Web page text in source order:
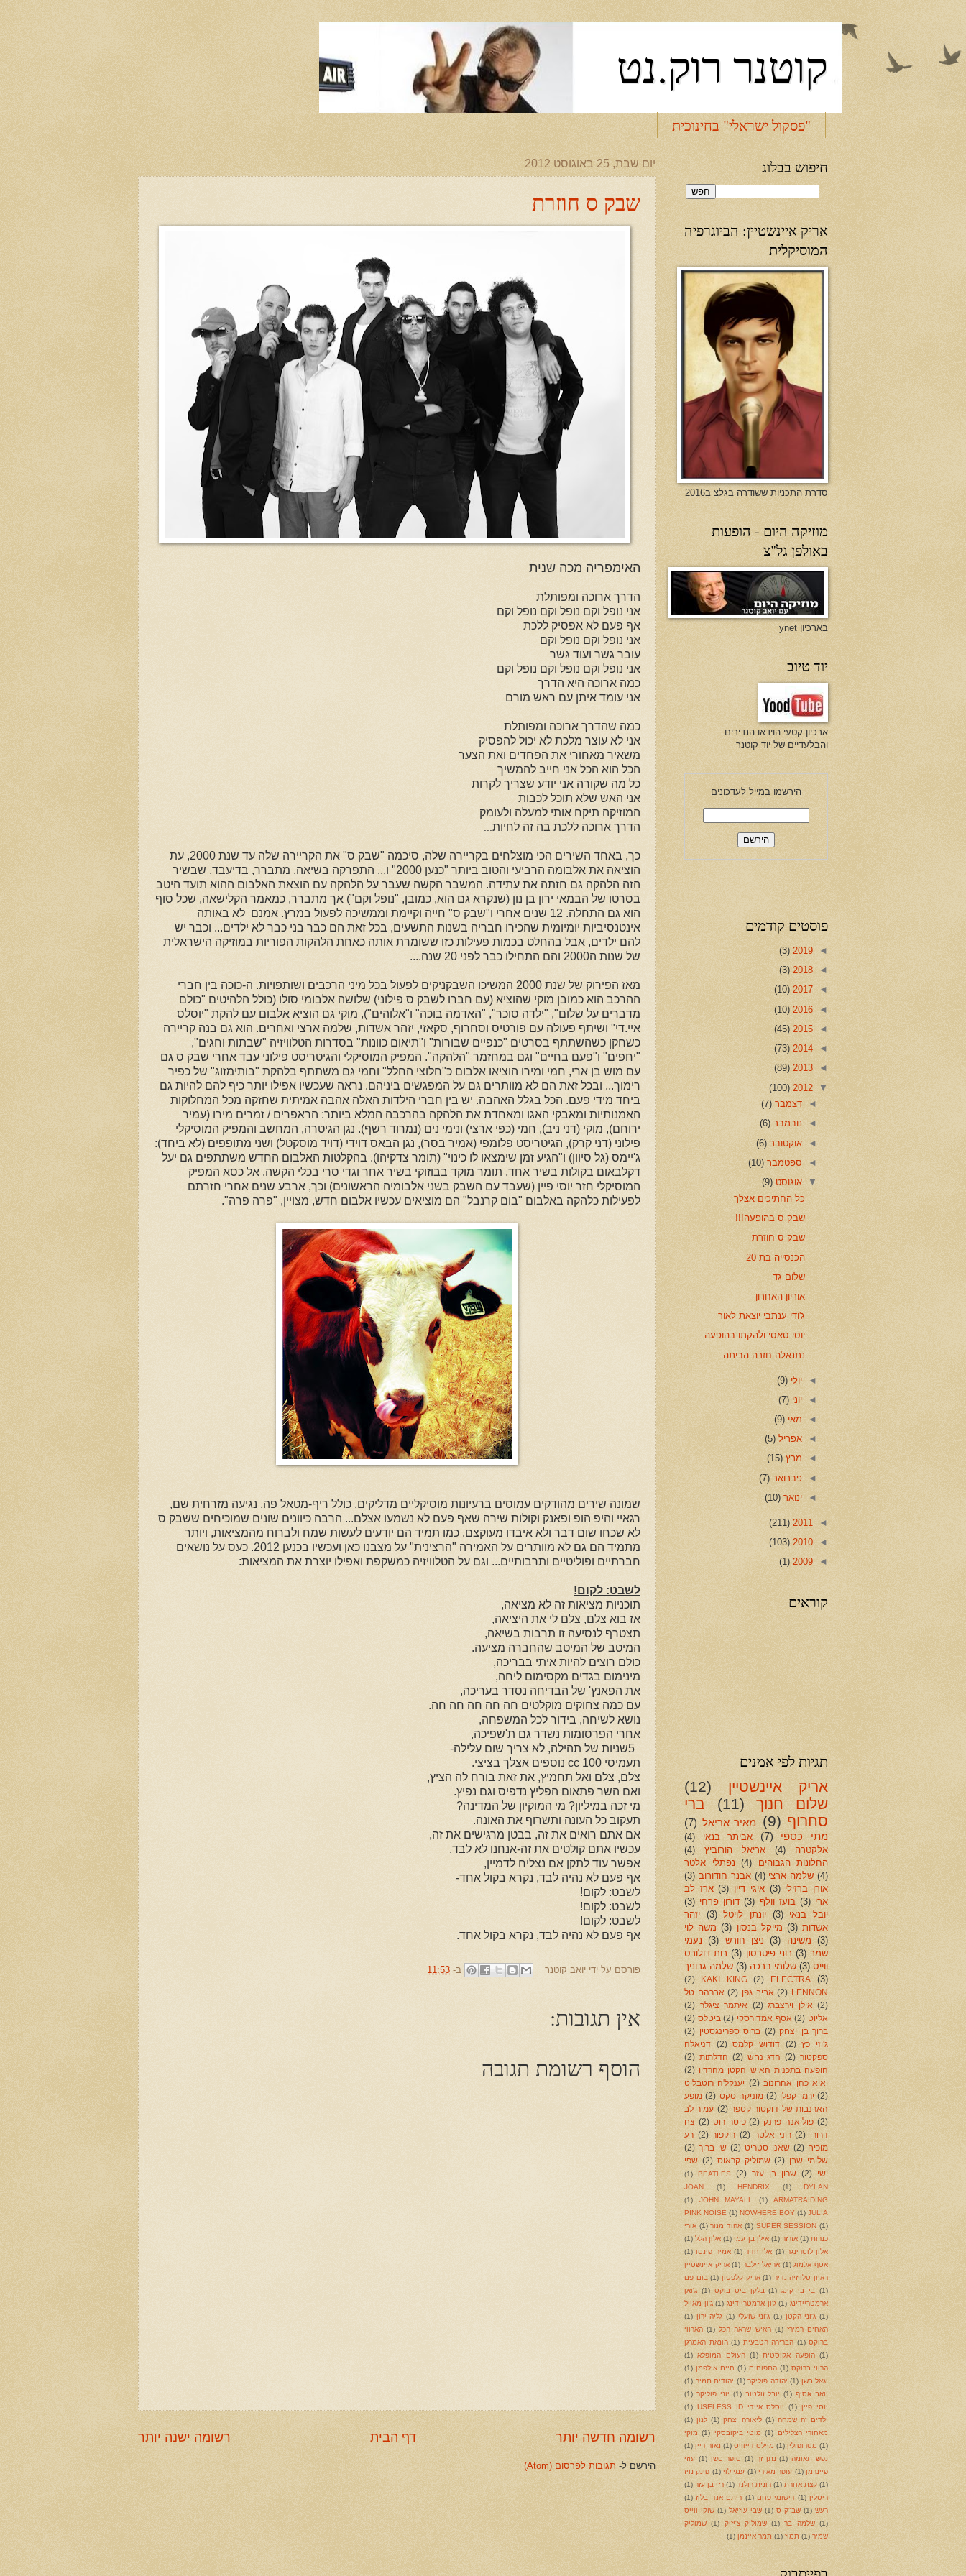
קוטנר רוק.נט
"פסקול ישראלי" בחינוכית
יום שבת, 25 באוגוסט 2012
שבק ס חוזרת
האימפריה מכה שנית
הדרך ארוכה ומפותלת
אני נופל וקם נופל וקם נופל וקם
אף פעם לא אפסיק ללכת
אני נופל וקם נופל וקם
עובר גשר ועוד גשר
אני נופל וקם נופל וקם נופל וקם
כמה ארוכה היא הדרך
אני עומד איתן עם ראש מורם
כמה שהדרך ארוכה ומפותלת
אני לא עוצר מלכת לא יכול להפסיק
משאיר מאחורי את הפחדים ואת הצער
הכל הוא הכל אני חייב להמשיך
כל מה שקורה אני יודע שצריך לקרות
אני האש שלא תוכל לכבות
המוזיקה תיקח אותי למעלה ולעומק
הדרך ארוכה ללכת בה זה לחיות
כך, באחד השירים הכי מוצלחים בקריירה שלה, סיכמה "שבק ס" את הקריירה שלה עד שנת 2000, עת
הוציאה את אלבומה הרביעי והטוב ביותר "כנען 2000" ו... התפרקה בשיאה. מתברר, בדיעבד, שבשיר
הזה הלהקה גם חזתה את עתידה. המשבר הקשה שעבר על הלהקה עם הוצאת האלבום ההוא תועד היטב
בסרטו של הבמאי ירון בן נון (שנקרא גם הוא, כמובן, "נופל וקם") אך מתברר, כמאמר הקלישאה, שכל סוף
הוא גם התחלה. 12 שנים אחרי ו"שבק ס" חייה וקיימת וממשיכה לפעול במרץ. אמנם לא באותה
אינטנסיביות יומיומית שהכירו חבריה בשנות התשעים, בכל זאת הם כבר בני כבר לא ילדים... וכבר יש
להם ילדים, אבל בהחלט בכמות פעילות כזו ששומרת אותה כאחת הלהקות הפוריות במוזיקה הישראלית
של שנות ה2000 והם התחילו כבר לפני 20 שנה....
מאז הפירוק של שנת 2000 המשיכו השבקניקים לפעול בכל מיני הרכבים ושותפויות. ה-כוכה בין חברי
ההרכב הוא כמובן מוקי שהוציא (עם חברו לשבק ס פילוני) שלושה אלבומי סולו (כולל הלהיטים "כולם
מדברים על שלום", "ילדה סוכר", "האדמה בוכה" ו"אלוהים"), מוקי גם הוציא אלבום עם להקת "יוסלס
איי.די" ושיתף פעולה עם פורטיס וסחרוף, סקאזי, יזהר אשדות, שלמה ארצי ואחרים. הוא גם בנה קריירה
כשחקן כשהשתתף בסרטים "כנפיים שבורות" ו"תיאום כוונות" בסדרות הטלוויזיה "שבתות וחגים",
"יחפים" ו"פעם בחיים" וגם במחזמר "הלהקה". המפיק המוסיקלי והגיטריסט פילוני עבד אחרי שבק ס גם
עם מוש בן ארי, חמי ומירו הוציאו אלבום כ"חלוצי החלל" וחמי גם משתתף בלהקת "בותימזוג" של כפיר
רימוך... ובכל זאת הם לא מוותרים גם על המפגשים ביניהם. נראה שעכשיו אפילו יותר כיף להם להיות גם
ביחד מידי פעם. הכל בגלל האהבה. יש בין חברי הילדות האלה אהבה אמיתית שחזקה מכל המחלוקות
האמנותיות ומאבקי האגו ומאחדת את הלהקה בהרכבה המלא ביותר: הראפרים / זמרים מירו (עמיר
ירוחם), מוקי (דני ניב), חמי (כפי ארצי) ונימי נים (נמרוד רשף). נגן הגיטרה, המחשב והמפיק המוסיקלי
פילוני (דני קרק), הגיטריסט פלומפי (אמיר בסר), נגן הבאס דוידי (דויד מוסקטל) ושני מתופפים (לא ביחד):
ג'יימס (גל סיוון) ו"הגיע זמן שימצאו לו כינוי" (תומר צדקיהו). בהקלטות האלבום החדש משתתפים גם יעל
דקלבאום בקולות בשיר אחד, תומר מוקד בבוזוקי בשיר אחר וגדי סרי בכלי הקשה. אל כסא המפיק
המוסיקלי חזר יוסי פיין (שעבד עם השבק בשני אלבומיה הראשונים) וכך, ארבע שנים אחרי חזרתם
לפעילות כלהקה באלבום "בום קרנבל" הם מוציאים עכשיו אלבום חדש, מצויין, "פרה פרה".
שמונה שירים מהודקים עמוסים ברעיונות מוסיקליים מדליקים, כולל ריף-מטאל פה, נגיעה מזרחית שם,
רגאיי והיפ הופ ופאנק וקולות שירה שאף פעם לא נשמעו אצלם... הרבה כיוונים שונים שמוכיחים ששבק ס
לא שכחו שום דבר ולא איבדו מעוקצם. כמו תמיד הם יודעים לעשות שמח ולברוח מהמציאות, ויותר
מתמיד הם גם לא מוותרים על האמירה "הרצינית" על מצבנו כאן ועכשיו בכנען 2012. כעס על נושאים
חברתיים ופוליטיים ותרבותיים... וגם על הטלוויזיה כמשקפת ואפילו יוצרת את המציאות:
לשבט: לקום!
תוכניות מציאות זה לא מציאה,
אז בוא צלם, צלם לי את היציאה,
תצטרף לנסיעה זו תרבות בשיאה,
המיטב של המיטב שהחברה מציעה.
כולם רוצים להיות איתי בבריכה,
מינימום בגדים מקסימום ליחה,
את הפאנץ' של הבדיחה נסדר בעריכה,
עם כמה צחוקים מוקלטים חה חה חה חה חה.
נושא לשיחה, בידור לכל המשפחה,
אחרי הפרסומות נשדר גם ת'שפיכה,
5שניות של תהילה, לא צריך שום עלילה-
תעמיסי 100
cc נוספים אצלך בציצי.
צלם, צלם ואל תחמיץ, את זאת בורח לה הציץ,
ואם השר פתאום הפליץ נדפיס וגם נפיץ.
מי זכה במיליון? מי המוקיון של המדינה?
תעקוב כל העונה ותשרוף את האונה.
אם אתם רואים את זה, בבטן מרגישים את זה,
עכשיו אתם קולטים את זה-אנחנו לא לבד.
אפשר עוד לתקן אם נצליח לדמיין,
אף פעם לא נהיה לבד, נקרא בקול אחד-
לשבט: לקום!
לשבט: לקום!
לשבט: לקום!
אף פעם לא נהיה לבד, נקרא בקול אחד.
פורסם על ידי יואב קוטנר ב- 11:53
אין תגובות:
הוסף רשומת תגובה
רשומה חדשה יותר רשומה ישנה יותר דף הבית
הירשם ל- תגובות לפרסום (Atom)
חיפוש בבלוג
אריק איינשטיין: הביוגרפיה
המוסיקלית
סדרת התכניות ששודרה בגלצ ב2016
מוזיקה היום - הופעות
באולפן גל"צ
בארכיון ynet
יוד טיוב
ארכיון קטעי הוידאו הנדירים
והבלעדיים של יוד קוטנר
הירשמו במייל לעדכונים
פוסטים קודמים
◄
2019
(3)
◄
2018
(3)
◄
2017
(10)
◄
2016
(10)
◄
2015
(45)
◄
2014
(73)
◄
2013
(89)
▼
2012
(100)
◄דצמבר(7)
◄נובמבר(6)
◄אוקטובר(6)
◄ ספטמבר(10)
▼אוגוסט(9)
כל החתיכים אצלך
שבק ס בהופעה!!!
שבק ס חוזרת
הכנסייה בת 20
שלום גד
אוריון האחרון
ג'ודי ענתבי יוצאת לאור
יוסי סאסי ולהקתו בהופעה
נתנאלה חזרה הביתה
◄יולי(9)
◄יוני(7)
◄ מאי(9)
◄אפריל(5)
◄ מרץ(15)
◄פברואר(7)
◄ינואר(10)
◄
2011
(211)
◄
2010
(103)
◄
2009
(1)
קוראים
תגיות לפי אמנים
אריק איינשטיין
(12)
שלום חנוך
(11)
ברי
סחרוף (9) מאיר אריאל (7)
מתי כספי
(7) אביתר בנאי
(4)
אלקטרה
(4) אריאל הורוביץ
(4)
החלונות הגבוהים
(4) נפתלי אלטר
(4) שלמה ארצי (4) אבנר חודורוב (3)
אורן ברזילי (3) איגי דיין (3) ארז לב
ארי (3) בועז וולף (3) דורון פרחי (3)
יובל בנאי
(3) יונתן לויטל (3) יזהר
אשדות (3) מייקל בנסון (3) משה לוי
(3)
משינה (3) ניצן חורש (3)
נעמי
שמר (3) רוני פיטרסון (3) רות דולורס
ווייס (3) שלומי ברכה (3) שלמה גרוניך
(3)
ELECTRA
(2)
KAKI KING
(2)
LENNON
(2) אביב גפן (2) אברהם טל
(2) אילן וירצברג (2) איתמר ציגלר (2)
אליוט (2) אסף אמדורסקי (2) ביטלס (2)
ברוך בן יצחק (2) ברוס ספרינגסטין (2)
ג'וזי כץ
(2) דודוש קלמס (2)
דניאלה
ספקטור (2) הדג נחש (2) הדלתות (2)
הופעה בתכנית האיש הקטן מהרדיו (2)
יאיא כהן אהרונוב (2) יענקל'ה רוטבליט
(2) ירמי קפלן (2) מוניקה סקס (2) מופע
הארנבות של דוקטור קספר (2) עמיר לב
(2) פוליאנה פרנק (2) פיטר רוט (2) צח
דרורי (2) רוני אלטר (2) רוקפור (2) רע
מוכיח (2) שאנן סטריט (2) שי ברוך (2)
שלומי שבן (2) שמוליק קראוס (2) שפי
ישי
(2) שרון בן עזר (2)
BEATLES
(1)
DYLAN
(1)
HENDRIX
(1)
JOAN
ARMATRAIDING
(1)
JOHN MAYALL
(1)
JULIA
(1)
NOWHERE BOY
(1)
PINK NOISE
(1)
SUPER SESSION
(1) אהוד מנור (1) אורי
כנרות (1) אזרזר (1) אילן בן עמי (1) אלון הלל (1)
אלון לוטרינגר (1) אלי חדד (1) אמיר פינטו (1)
אסף אלמוג (1) אריאל זילבר (1) אריק איינשטיין
ראיון טלויזיה נדיר (1) אריק קלפטון (1) בום פם
(1)
בי בי קינג (1) בלקן ביט בוקס (1) ג'ואן
ארמטריידינג (1) ג'ון ארמטריידינג (1) ג'ון מאייל
(1) ג'וני הקטן (1) ג'וני שועלי (1) גליה ירון (1)
האחים רמירז (1) האיש שראה הכל (1) הארווי
ברוקס (1) הברירה הטבעית (1) הונאת האמרגן
(1) הופעה אקוסטית (1) העולם המופלא (1)
הרווי ברוקס (1) התפוחים (1) חיים אילפמן (1)
יגאל בשן (1) יהודה פוליקר (1) יהודית תמיר (1)
יואב אסיף (1) יובל זולטוב (1) יוני פוליקר (1)
יוסי פיין (1) יוסלס איידי USELESS ID
(1)
ילדים זה שמחה (1) ליאורה יצחק (1) לנון (1)
מאחורי הצלילים (1) מוטי ביקובסקי (1) מוקי
(1) מטרופולין (1) מיילס דייוויס (1) נאור דיין (1)
נפש תאומה (1) נתן זך (1) סופר סשן (1) עוזי
פיינרמן (1) עופר מאירי (1) עמי לוי (1) פינק נויז
(1) קצת אחרת (1) רונית רולנד (1) רזי בן עזר (1)
ריטלין (1) רישומי פחם (1) ריתם אנד בלוז (1)
רעש (1) שב"ק ס (1) שבי עוזיאל (1) שוקי ווייס
(1) שלמה בר (1) שמוליק צ'יזיק (1) שמוליק
שמיר (1) תמוז (1) תמר איינמן (1)